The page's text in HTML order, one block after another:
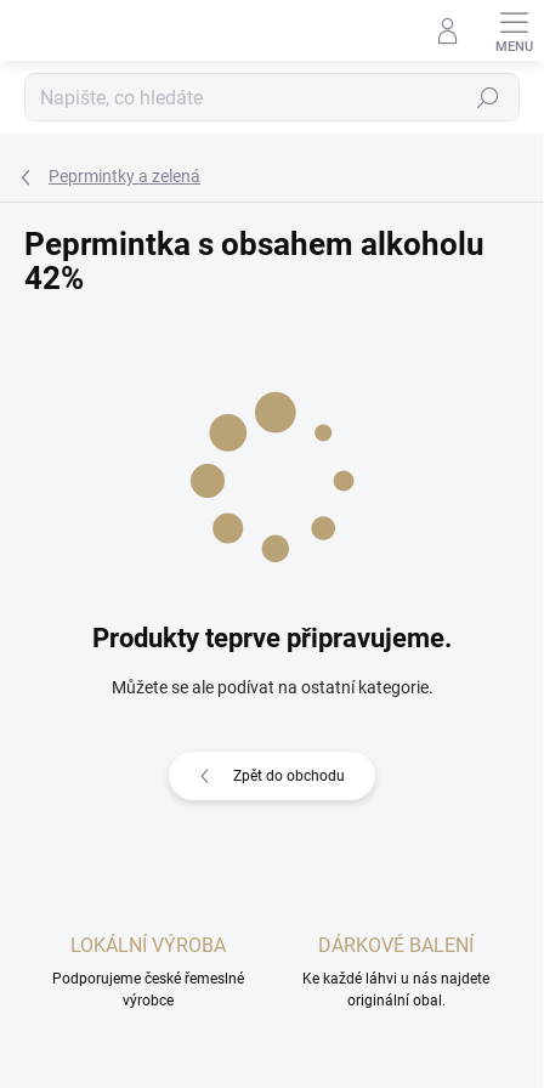
Hledat
Peprmintky a zelená
Peprmintka s obsahem alkoholu
42%
Produkty teprve připravujeme.
Můžete se ale podívat na ostatní kategorie.
Zpět do obchodu
LOKÁLNÍ VÝROBA
Podporujeme české řemeslné
výrobce
DÁRKOVÉ BALENÍ
Ke každé láhvi u nás najdete
originální obal.